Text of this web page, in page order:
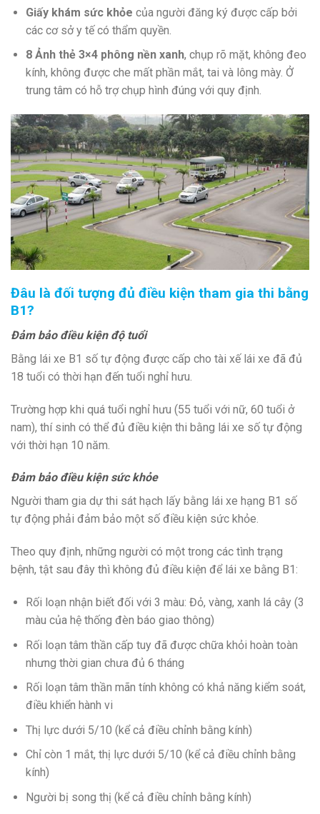
Giấy khám sức khỏe của người đăng ký được cấp bởi
các cơ sở y tế có thẩm quyền.
8 Ảnh thẻ 3×4 phông nền xanh, chụp rõ mặt, không đeo
kính, không được che mất phần mắt, tai và lông mày. Ở
trung tâm có hỗ trợ chụp hình đúng với quy định.
Đâu là đối tượng đủ điều kiện tham gia thi bằng
B1?
Đảm bảo điều kiện độ tuổi
Bằng lái xe B1 số tự động được cấp cho tài xế lái xe đã đủ
18 tuổi có thời hạn đến tuổi nghỉ hưu.
Trường hợp khi quá tuổi nghỉ hưu (55 tuổi với nữ, 60 tuổi ở
nam), thí sinh có thể đủ điều kiện thi bằng lái xe số tự động
với thời hạn 10 năm.
Đảm bảo điều kiện sức khỏe
Người tham gia dự thi sát hạch lấy bằng lái xe hạng B1 số
tự động phải đảm bảo một số điều kiện sức khỏe.
Theo quy định, những người có một trong các tình trạng
bệnh, tật sau đây thì không đủ điều kiện để lái xe bằng B1:
Rối loạn nhận biết đối với 3 màu: Đỏ, vàng, xanh lá cây (3
màu của hệ thống đèn báo giao thông)
Rối loạn tâm thần cấp tuy đã được chữa khỏi hoàn toàn
nhưng thời gian chưa đủ 6 tháng
Rối loạn tâm thần mãn tính không có khả năng kiểm soát,
điều khiển hành vi
Thị lực dưới 5/10 (kể cả điều chỉnh bằng kính)
Chỉ còn 1 mắt, thị lực dưới 5/10 (kể cả điều chỉnh bằng
kính)
Người bị song thị (kể cả điều chỉnh bằng kính)